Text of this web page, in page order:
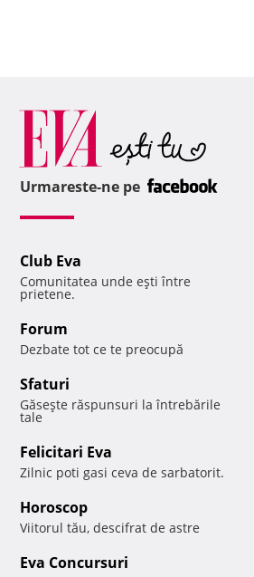
Urmareste-ne pe
Club Eva
Comunitatea unde eşti între
prietene.
Forum
Dezbate tot ce te preocupă
Sfaturi
Găseşte răspunsuri la întrebările
tale
Felicitari Eva
Zilnic poti gasi ceva de sarbatorit.
Horoscop
Viitorul tău, descifrat de astre
Eva Concursuri